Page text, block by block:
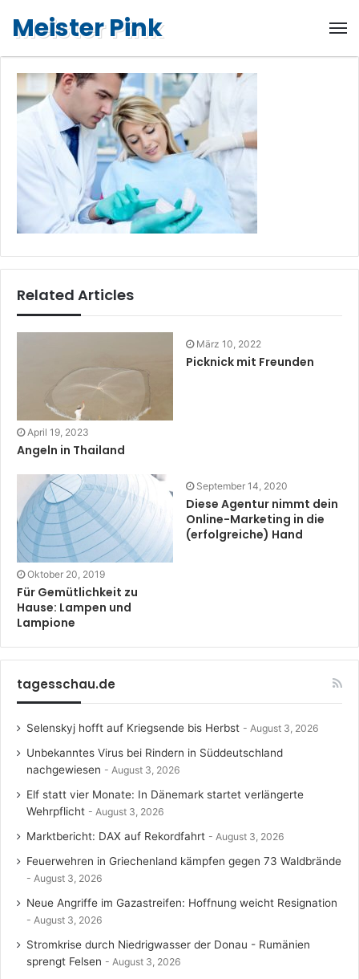
Meister Pink
Related Articles
April 19, 2023
Angeln in Thailand
März 10, 2022
Picknick mit Freunden
Oktober 20, 2019
Für Gemütlichkeit zu
Hause: Lampen und
Lampione
September 14, 2020
Diese Agentur nimmt dein
Online-Marketing in die
(erfolgreiche) Hand
tagesschau.de
Selenskyj hofft auf Kriegsende bis Herbst August 3, 2026
Unbekanntes Virus bei Rindern in Süddeutschland
nachgewiesen
August 3, 2026
Elf statt vier Monate: In Dänemark startet verlängerte
Wehrpflicht
August 3, 2026
Marktbericht: DAX auf Rekordfahrt August 3, 2026
Feuerwehren in Griechenland kämpfen gegen 73 Waldbrände
August 3, 2026
Neue Angriffe im Gazastreifen: Hoffnung weicht Resignation
August 3, 2026
Stromkrise durch Niedrigwasser der Donau - Rumänien
sprengt Felsen
August 3, 2026